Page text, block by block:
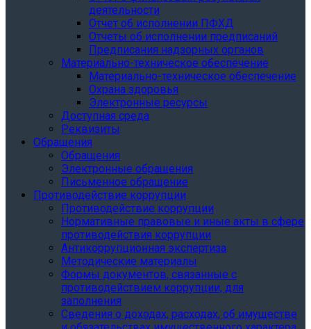
деятельности
Отчет об исполнении ПФХД
Отчеты об исполнении предписаний
Предписания надзорных органов
Материально-техническое обеспечение
Материально-техническое обеспечение
Охрана здоровья
Электронные ресурсы
Доступная среда
Реквизиты
Обращения
Обращения
Электронные обращения
Письменное обращение
Противодействие коррупции
Противодействие коррупции
Нормативные правовые и иные акты в сфере
противодействия коррупции
Антикоррупционная экспертиза
Методические материалы
Формы документов, связанные с
противодействием коррупции, для
заполнения
Сведения о доходах, расходах, об имуществе